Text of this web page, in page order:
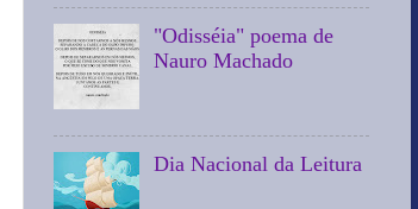
"Odisséia" poema de
Nauro Machado
Dia Nacional da Leitura